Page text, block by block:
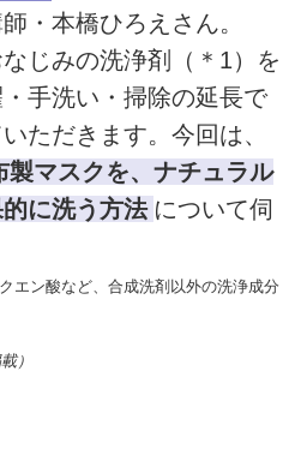
・本橋ひろえさん。
なじみの洗浄剤（＊1）を
手洗い・掃除の延長で
ただきます。今回は、
製マスクを、ナチュラル
に洗う方法 について伺
エン酸など、合成洗剤以外の洗浄成分
）